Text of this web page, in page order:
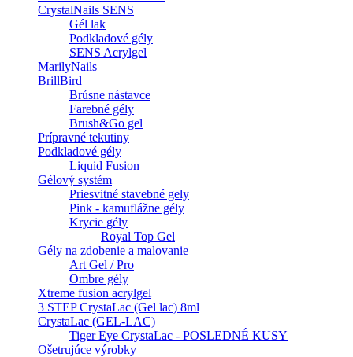
CrystalNails SENS
Gél lak
Podkladové gély
SENS Acrylgel
MarilyNails
BrillBird
Brúsne nástavce
Farebné gély
Brush&Go gel
Prípravné tekutiny
Podkladové gély
Liquid Fusion
Gélový systém
Priesvitné stavebné gely
Pink - kamuflážne gély
Krycie gély
Royal Top Gel
Gély na zdobenie a malovanie
Art Gel / Pro
Ombre gély
Xtreme fusion acrylgel
3 STEP CrystaLac (Gel lac) 8ml
CrystaLac (GEL-LAC)
Tiger Eye CrystaLac - POSLEDNÉ KUSY
Ošetrujúce výrobky